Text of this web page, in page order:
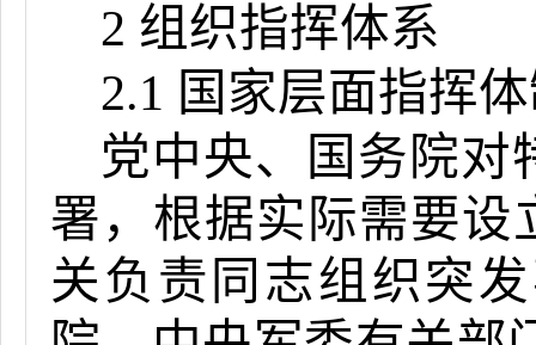
2 组织指挥体系
2.1 国家层面指挥
党中央、国务院对
署，根据实际需要设
关负责同志组织突